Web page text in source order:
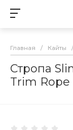
Главная / Кайты /
Стропа
Trim Rope